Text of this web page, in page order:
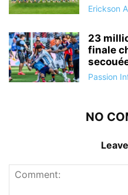
Erickson
23
finale
Passion
NO